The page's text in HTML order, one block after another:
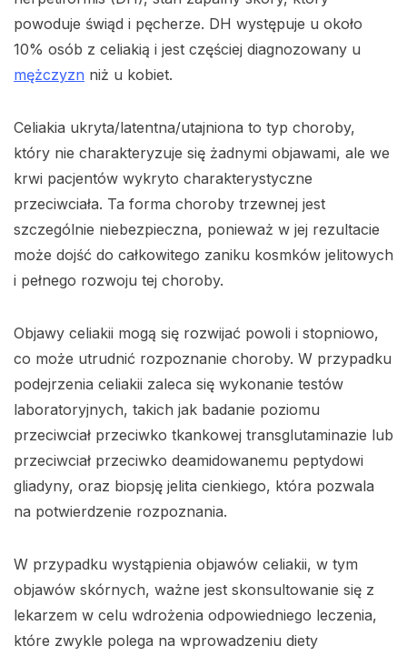
powoduje świąd i pęcherze. DH występuje u około
10% osób z celiakią i jest częściej diagnozowany u
mężczyzn niż u kobiet.
Celiakia ukryta/latentna/utajniona to typ choroby,
który nie charakteryzuje się żadnymi objawami, ale we
krwi pacjentów wykryto charakterystyczne
przeciwciała. Ta forma choroby trzewnej jest
szczególnie niebezpieczna, ponieważ w jej rezultacie
może dojść do całkowitego zaniku kosmków jelitowych
i pełnego rozwoju tej choroby.
Objawy celiakii mogą się rozwijać powoli i stopniowo,
co może utrudnić rozpoznanie choroby. W przypadku
podejrzenia celiakii zaleca się wykonanie testów
laboratoryjnych, takich jak badanie poziomu
przeciwciał przeciwko tkankowej transglutaminazie lub
przeciwciał przeciwko deamidowanemu peptydowi
gliadyny, oraz biopsję jelita cienkiego, która pozwala
na potwierdzenie rozpoznania.
W przypadku wystąpienia objawów celiakii, w tym
objawów skórnych, ważne jest skonsultowanie się z
lekarzem w celu wdrożenia odpowiedniego leczenia,
które zwykle polega na wprowadzeniu diety